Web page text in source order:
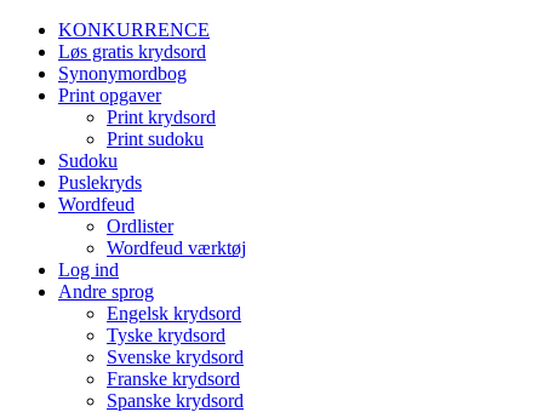
KONKURRENCE
Løs gratis krydsord
Synonymordbog
Print opgaver
Print krydsord
Print sudoku
Sudoku
Puslekryds
Wordfeud
Ordlister
Wordfeud værktøj
Log ind
Andre sprog
Engelsk krydsord
Tyske krydsord
Svenske krydsord
Franske krydsord
Spanske krydsord